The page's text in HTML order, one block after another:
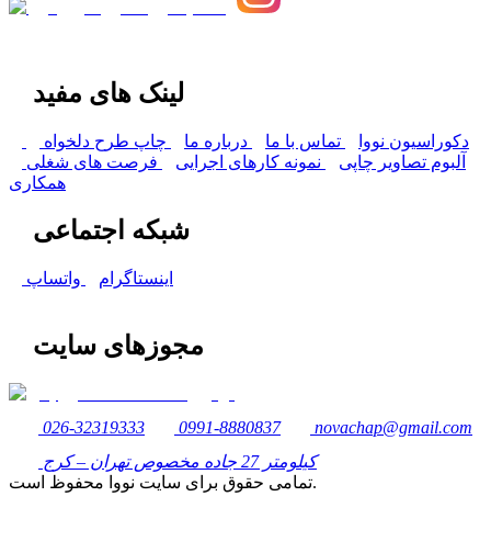
لینک های مفید
دکوراسیون نووا تماس با ما درباره ما
چاپ طرح دلخواه
آلبوم تصاویر چاپی
نمونه کارهای اجرایی
فرصت های شغلی
همکاری
شبکه اجتماعی
اینستاگرام واتساپ
مجوزهای سایت
026-32319333 0991-8880837
novachap@gmail.com
کیلومتر 27 جاده مخصوص تهران – کرج
تمامی حقوق برای سایت نووا محفوظ است.